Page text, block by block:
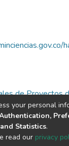
de Proyectos
copyright ©
your personal
Statistics.
read our privacy